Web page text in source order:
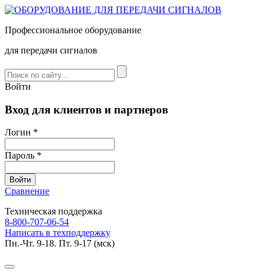
Профессиональное оборудование
для передачи сигналов
Войти
Вход для клиентов и партнеров
Логин *
Пароль *
Сравнение
Техническая поддержка
8-800-707-06-54
Написать в техподдержку
Пн.-Чт. 9-18. Пт. 9-17 (мск)